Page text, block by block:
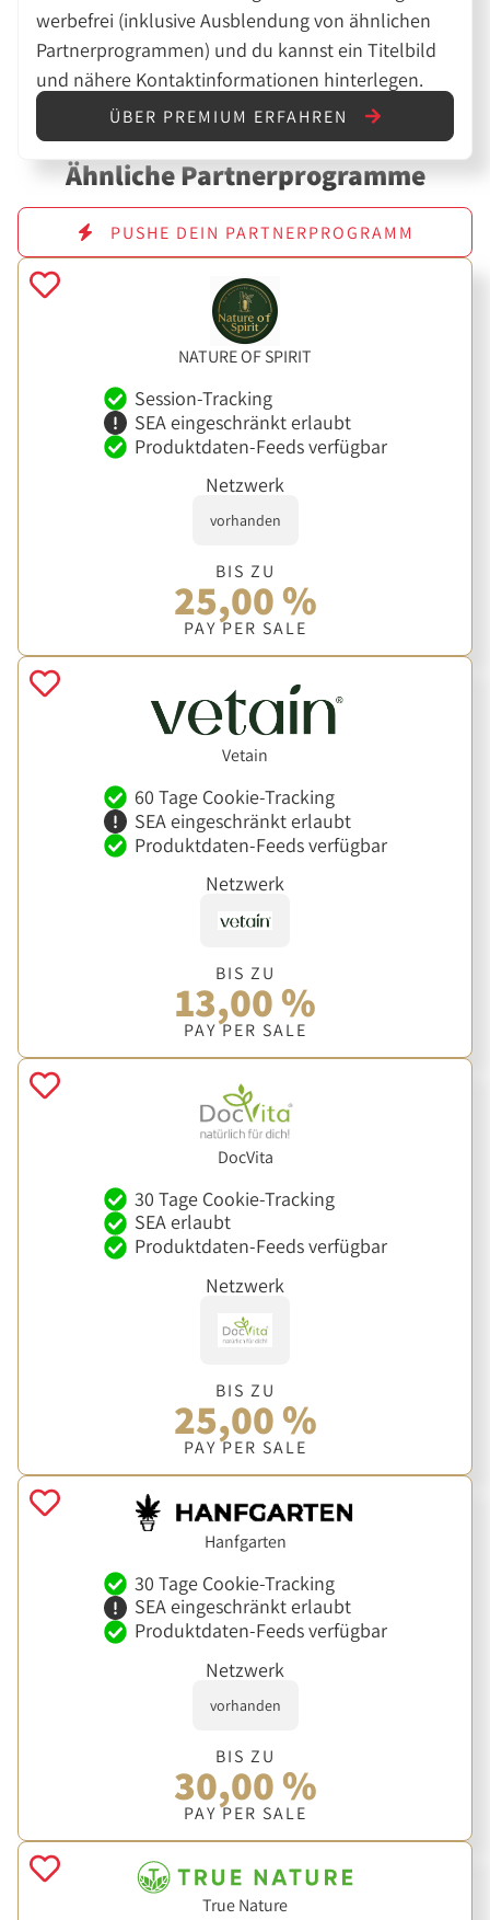
werbefrei (inklusive Ausblendung von ähnlichen
Partnerprogrammen) und du kannst ein Titelbild
und nähere Kontaktinformationen hinterlegen.
ÜBER PREMIUM ERFAHREN
Ähnliche Partnerprogramme
PUSHE DEIN PARTNERPROGRAMM
NATURE OF SPIRIT
Session-Tracking
SEA eingeschränkt erlaubt
Produktdaten-Feeds verfügbar
Netzwerk
vorhanden
BIS ZU
25,00 %
PAY PER SALE
Vetain
60 Tage Cookie-Tracking
SEA eingeschränkt erlaubt
Produktdaten-Feeds verfügbar
Netzwerk
BIS ZU
13,00 %
PAY PER SALE
DocVita
30 Tage Cookie-Tracking
SEA erlaubt
Produktdaten-Feeds verfügbar
Netzwerk
BIS ZU
25,00 %
PAY PER SALE
Hanfgarten
30 Tage Cookie-Tracking
SEA eingeschränkt erlaubt
Produktdaten-Feeds verfügbar
Netzwerk
vorhanden
BIS ZU
30,00 %
PAY PER SALE
True Nature